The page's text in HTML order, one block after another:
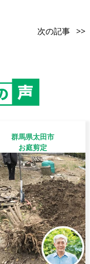
次の記事 >>
群馬県太田市
お庭剪定